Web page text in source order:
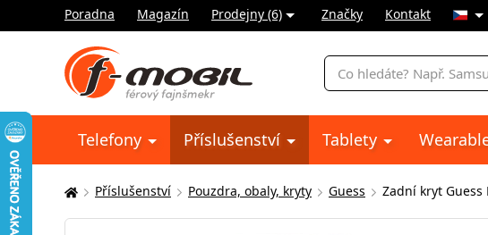
Poradna Magazín Prodejny (6) Značky Kontakt
Vyhledávání
Telefony Příslušenství Tablety
Zde
se
Příslušenství Pouzdra, obaly, kryty Guess Zadní kryt Guess